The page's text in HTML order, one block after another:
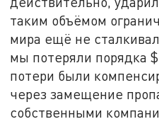
таким объёмом
мира ещё не
мы потеряли порядка
потери были
через замещение
собственными